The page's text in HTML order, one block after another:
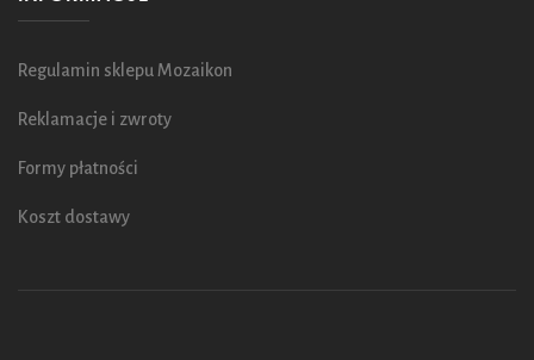
Regulamin sklepu Mozaikon
Reklamacje i zwroty
Formy płatności
Koszt dostawy